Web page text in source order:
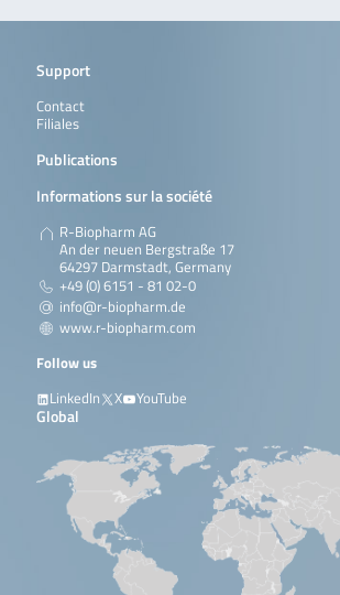
Support
Contact
Filiales
Publications
Informations sur la société
R-Biopharm AG
An der neuen Bergstraße 17
64297 Darmstadt, Germany
+49 (0) 6151 - 81 02-0
info@r-biopharm.de
www.r-biopharm.com
Follow us
LinkedIn
X YouTube
Global